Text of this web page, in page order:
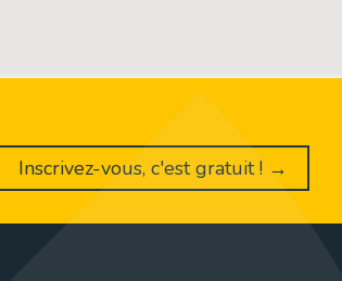
Inscrivez-vous, c'est gratuit ! →